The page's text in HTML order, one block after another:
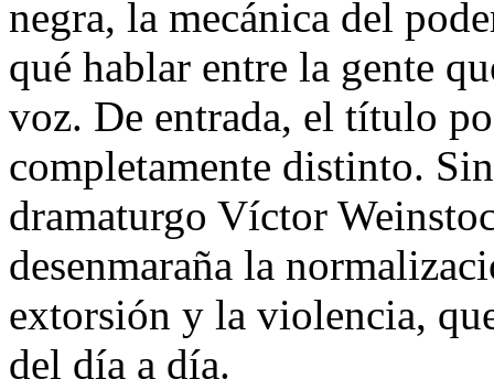
negra, la mecánica del
qué hablar entre la gente
voz. De entrada, el título
completamente distinto.
dramaturgo Víctor
desenmaraña la
extorsión y la violencia,
del día a día.